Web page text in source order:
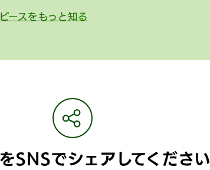
ースをもっと知る
SNSでシェアしてください